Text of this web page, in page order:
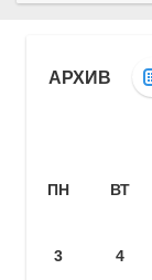
АРХИВ
ПН ВТ
3
4